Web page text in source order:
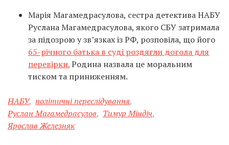
Марія Магамедрасулова, сестра детектива НАБУ
Руслана Магамедрасулова, якого СБУ затримала
за підозрою у зв’язках із РФ, розповіла, що його
65-річного батька в суді роздягли догола для
перевірки.Родина назвала це моральним
тиском та приниженням.
НАБУ, політичні переслідування,
Руслан Магамедрасулов, Тимур Міндіч,
Ярослав Железняк